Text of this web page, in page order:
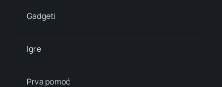
Gadgeti
Igre
Prva pomoć